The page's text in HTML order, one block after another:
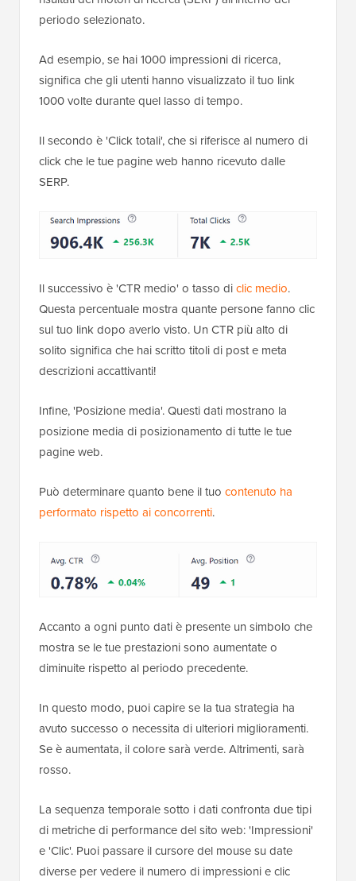
periodo selezionato.
Ad esempio, se hai 1000 impressioni di ricerca,
significa che gli utenti hanno visualizzato il tuo link
1000 volte durante quel lasso di tempo.
Il secondo è 'Click totali', che si riferisce al numero di
click che le tue pagine web hanno ricevuto dalle
SERP.
Il successivo è 'CTR medio' o tasso diclic medio.
Questa percentuale mostra quante persone fanno clic
sul tuo link dopo averlo visto. Un CTR più alto di
solito significa che hai scritto titoli di post e meta
descrizioni accattivanti!
Infine, 'Posizione media'. Questi dati mostrano la
posizione media di posizionamento di tutte le tue
pagine web.
Può determinare quanto bene il tuo contenuto ha
performato rispetto ai concorrenti.
Accanto a ogni punto dati è presente un simbolo che
mostra se le tue prestazioni sono aumentate o
diminuite rispetto al periodo precedente.
In questo modo, puoi capire se la tua strategia ha
avuto successo o necessita di ulteriori miglioramenti.
Se è aumentata, il colore sarà verde. Altrimenti, sarà
rosso.
La sequenza temporale sotto i dati confronta due tipi
di metriche di performance del sito web: 'Impressioni'
e 'Clic'. Puoi passare il cursore del mouse su date
diverse per vedere il numero di impressioni e clic